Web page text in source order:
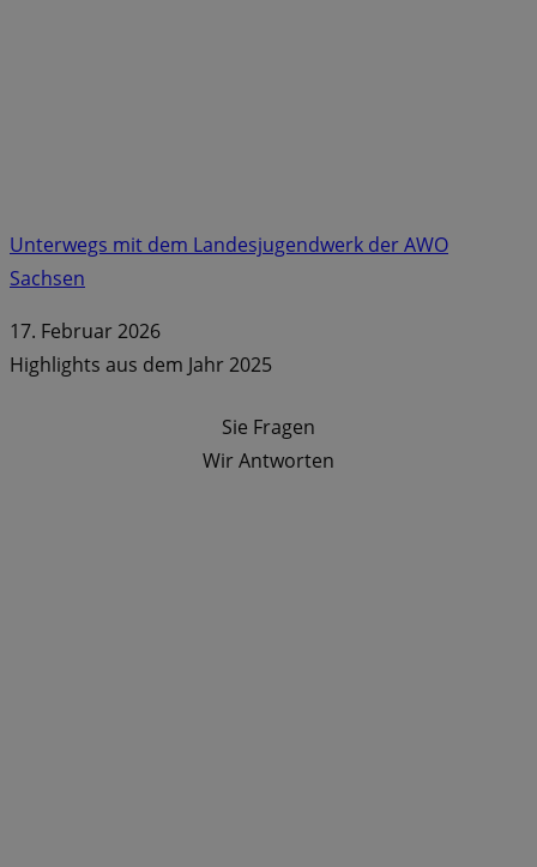
Unterwegs mit dem Landesjugendwerk der AWO
Sachsen
17. Februar 2026
Highlights aus dem Jahr 2025
Sie Fragen
Wir Antworten